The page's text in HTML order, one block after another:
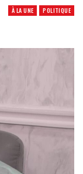
À LA UNE POLITIQUE